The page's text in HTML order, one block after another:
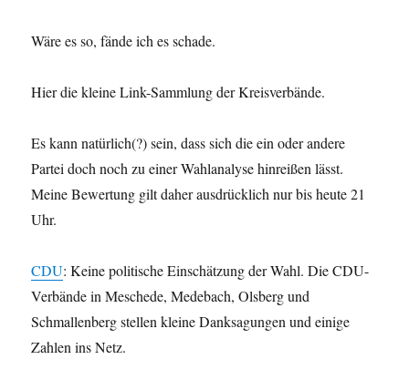
Wäre es so, fände ich es schade.
Hier die kleine Link-Sammlung der Kreisverbände.
Es kann natürlich(?) sein, dass sich die ein oder andere
Partei doch noch zu einer Wahlanalyse hinreißen lässt.
Meine Bewertung gilt daher ausdrücklich nur bis heute 21
Uhr.
CDU: Keine politische Einschätzung der Wahl. Die CDU-
Verbände in Meschede, Medebach, Olsberg und
Schmallenberg stellen kleine Danksagungen und einige
Zahlen ins Netz.